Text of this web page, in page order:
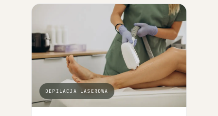
DEPILACJA LASEROWA